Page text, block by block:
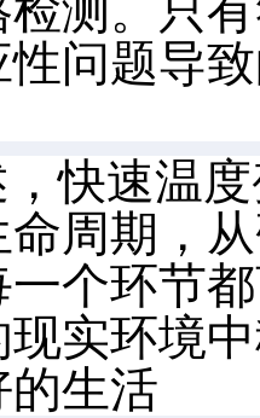
测。只
性问题导
快速温
周期，
个环节
实环境
生活